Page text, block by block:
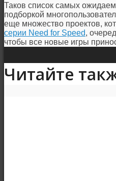
Таков список самых
подборкой
еще множество проектов,
серии Need for Speed,
чтобы все новые игры
Читайте